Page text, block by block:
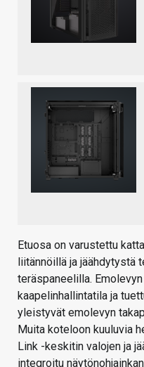
Etuosa on varustettu
liitännöillä ja jäähdytystä
teräspaneelilla.
kaapelinhallintatila ja
yleistyvät emolevyn
Muita koteloon kuuluvia
Link -keskitin valojen ja
integroitu